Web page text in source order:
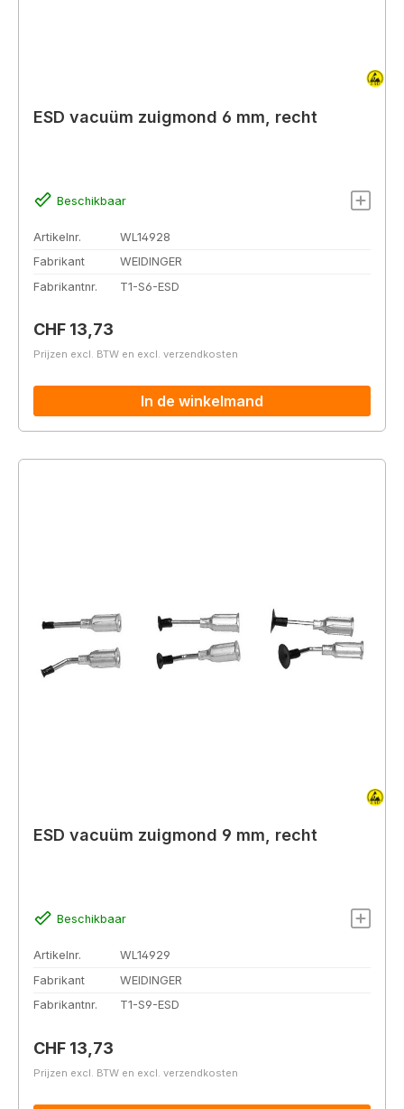
ESD vacuüm zuigmond 6 mm, recht
Beschikbaar
Artikelnr.
WL14928
Fabrikant
WEIDINGER
Fabrikantnr.
T1-S6-ESD
Normale prijs:
CHF 13,73
Prijzen excl. BTW en excl. verzendkosten
In de winkelmand
ESD vacuüm zuigmond 9 mm, recht
Beschikbaar
Artikelnr.
WL14929
Fabrikant
WEIDINGER
Fabrikantnr.
T1-S9-ESD
Normale prijs:
CHF 13,73
Prijzen excl. BTW en excl. verzendkosten